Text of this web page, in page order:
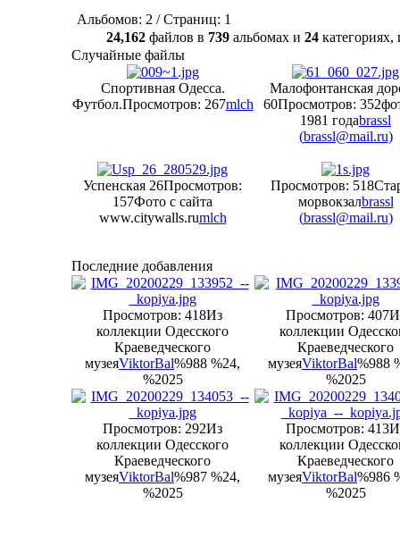
Альбомов: 2 / Страниц: 1
24,162 файлов в 739 альбомах и 24
Случайные файлы
Спортивная Одесса.
Футбол.Просмотров: 267mlch
Малофонтанская
60Просмотров: 352
1981 годаbrassl
(brassl@mail.ru)
Успенская 26Просмотров:
157Фото с сайта
www.citywalls.rumlch
Просмотров: 518
морвокзалbrassl
(brassl@mail.ru)
Последние добавления
Просмотров: 418Из
коллекции Одесского
Краеведческого
музеяViktorBal%988 %24,
%2025
Просмотров: 407
коллекции
Краеведческого
музеяViktorBal%988
%2025
Просмотров: 292Из
коллекции Одесского
Краеведческого
музеяViktorBal%987 %24,
%2025
Просмотров: 413
коллекции
Краеведческого
музеяViktorBal%986
%2025